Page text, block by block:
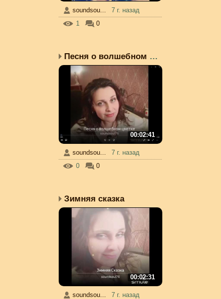
soundsou...
7 г. назад
1
0
Песня о волшебном цветке
00:02:41
soundsou...
7 г. назад
0
0
Зимняя сказка
00:02:31
soundsou...
7 г. назад